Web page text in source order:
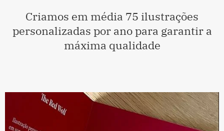
Criamos em média 75 ilustrações
personalizadas por ano para garantir a
máxima qualidade